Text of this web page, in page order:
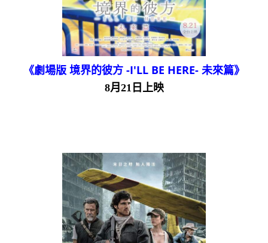
《劇場版 境界的彼方 -I'LL BE HERE- 未來篇》
8月21日上映